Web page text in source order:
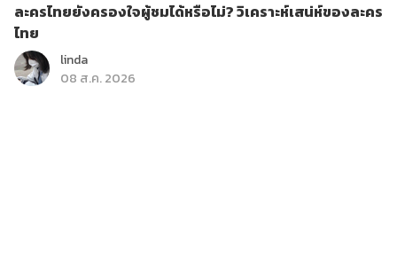
ละครไทยยังครองใจผู้ชมได้หรือไม่? วิเคราะห์เสน่ห์ของละคร
ไทย
linda
08 ส.ค. 2026